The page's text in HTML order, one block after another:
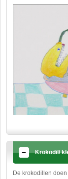
Krokodil/
De krokodillen